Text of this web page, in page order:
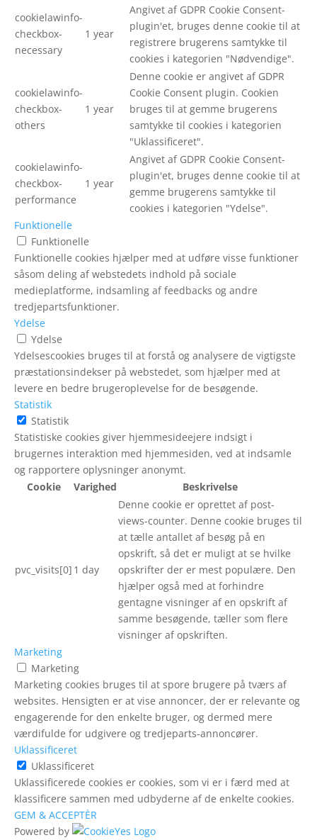
cookielawinfo-
checkbox-
necessary
1 year
Angivet af GDPR Cookie Consent-
plugin'et, bruges denne cookie til at
registrere brugerens samtykke til
cookies i kategorien "Nødvendige".
cookielawinfo-
checkbox-
others
1 year
Denne cookie er angivet af GDPR
Cookie Consent plugin. Cookien
bruges til at gemme brugerens
samtykke til cookies i kategorien
"Uklassificeret".
cookielawinfo-
checkbox-
performance
1 year
Angivet af GDPR Cookie Consent-
plugin'et, bruges denne cookie til at
gemme brugerens samtykke til
cookies i kategorien "Ydelse".
Funktionelle
Funktionelle
Funktionelle cookies hjælper med at udføre visse funktioner
såsom deling af webstedets indhold på sociale
medieplatforme, indsamling af feedbacks og andre
tredjepartsfunktioner.
Ydelse
Ydelse
Ydelsescookies bruges til at forstå og analysere de vigtigste
præstationsindekser på webstedet, som hjælper med at
levere en bedre brugeroplevelse for de besøgende.
Statistik
Statistik
Statistiske cookies giver hjemmesideejere indsigt i
brugernes interaktion med hjemmesiden, ved at indsamle
og rapportere oplysninger anonymt.
Cookie
Varighed Beskrivelse
pvc_visits[0] 1 day
Denne cookie er oprettet af post-
views-counter. Denne cookie bruges til
at tælle antallet af besøg på en
opskrift, så det er muligt at se hvilke
opskrifter der er mest populære. Den
hjælper også med at forhindre
gentagne visninger af en opskrift af
samme besøgende, tæller som flere
visninger af opskriften.
Marketing
Marketing
Marketing cookies bruges til at spore brugere på tværs af
websites. Hensigten er at vise annoncer, der er relevante og
engagerende for den enkelte bruger, og dermed mere
værdifulde for udgivere og tredjeparts-annoncører.
Uklassificeret
Uklassificeret
Uklassificerede cookies er cookies, som vi er i færd med at
klassificere sammen med udbyderne af de enkelte cookies.
GEM & ACCEPTÈR
Powered by